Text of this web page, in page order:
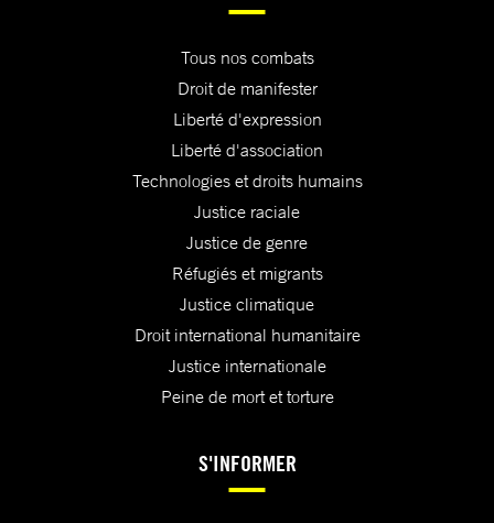
Tous nos combats
Droit de manifester
Liberté d'expression
Liberté d'association
Technologies et droits humains
Justice raciale
Justice de genre
Réfugiés et migrants
Justice climatique
Droit international humanitaire
Justice internationale
Peine de mort et torture
S'INFORMER